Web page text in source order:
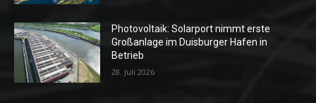
Photovoltaik: Solarport nimmt erste
Großanlage im Duisburger Hafen in
Betrieb
28. Juli 2026